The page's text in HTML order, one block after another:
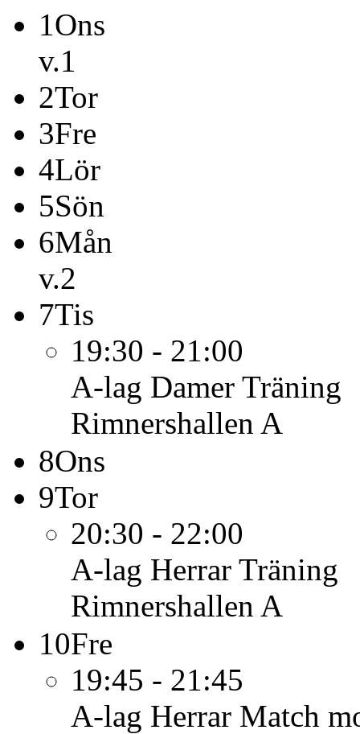
1Ons
v.1
2Tor
3Fre
4Lör
5Sön
6Mån
v.2
7Tis
19:30 - 21:00
A-lag Damer Träning
Rimnershallen A
8Ons
9Tor
20:30 - 22:00
A-lag Herrar Träning
Rimnershallen A
10Fre
19:45 - 21:45
A-lag Herrar Match